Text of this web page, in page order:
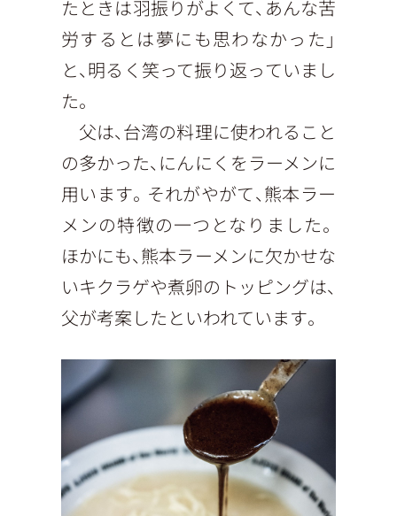
たときは羽振りがよくて、あんな苦
労するとは夢にも思わなかった」
と、明るく笑って振り返っていまし
た。
父は、台湾の料理に使われること
の多かった、にんにくをラーメンに
用います。それがやがて、熊本ラー
メンの特徴の一つとなりました。
ほかにも、熊本ラーメンに欠かせな
いキクラゲや煮卵のトッピングは、
父が考案したといわれています。